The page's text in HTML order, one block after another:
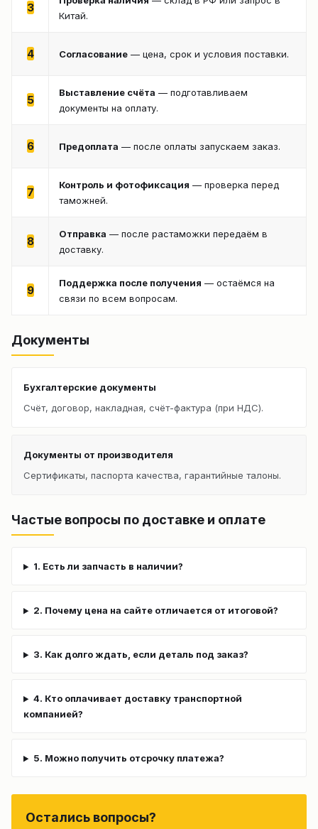
3
Китай.
4 Согласование — цена, срок и условия поставки.
5
Выставление счёта — подготавливаем
документы на оплату.
6 Предоплата — после оплаты запускаем заказ.
7
Контроль и фотофиксация — проверка перед
таможней.
8
Отправка — после растаможки передаём в
доставку.
9
Поддержка после получения — остаёмся на
связи по всем вопросам.
Документы
Бухгалтерские документы
Счёт, договор, накладная, счёт-фактура (при НДС).
Документы от производителя
Сертификаты, паспорта качества, гарантийные талоны.
Частые вопросы по доставке и оплате
1. Есть ли запчасть в наличии?
2. Почему цена на сайте отличается от итоговой?
3. Как долго ждать, если деталь под заказ?
4. Кто оплачивает доставку транспортной
компанией?
5. Можно получить отсрочку платежа?
Остались вопросы?